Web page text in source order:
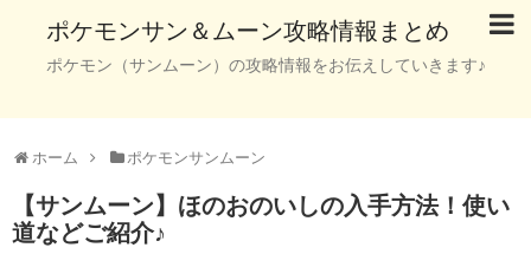
ポケモンサン＆ムーン攻略情報まとめ
ポケモン（サンムーン）の攻略情報をお伝えしていきます♪
ホーム ポケモンサンムーン
【サンムーン】ほのおのいしの入手方法！使い
道などご紹介♪